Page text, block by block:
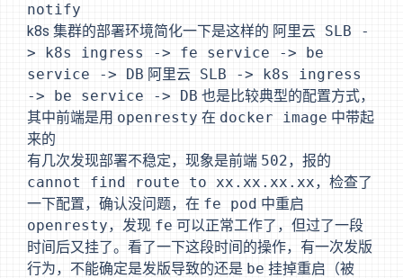
notify
k8s 集群的部署环境简化一下是这样的 阿里云 SLB -
> k8s ingress -> fe service -> be
service -> DB 阿里云 SLB -> k8s ingress
-> be service -> DB 也是比较典型的配置方式，
其中前端是用 openresty 在 docker image 中带起
来的
有几次发现部署不稳定，现象是前端 502，报的
cannot find route to xx.xx.xx.xx，检查了
一下配置，确认没问题，在 fe pod 中重启
openresty，发现 fe 可以正常工作了，但过了一段
时间后又挂了。看了一下这段时间的操作，有一次发版
行为，不能确定是发版导致的还是 be 挂掉重启（被